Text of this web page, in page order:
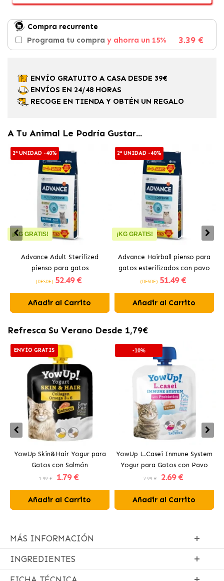
Compra recurrente
Programa tu compra y ahorra un 15% 3.39 €
ENVÍO GRATUITO A CASA DESDE 39€
ENVÍOS EN 24/48 HORAS
RECOGE EN TIENDA Y OBTÉN UN REGALO
A Tu Animal Le Podría Gustar...
2ª UNIDAD -40%
¡KG GRATIS!
Advance Adult Sterilized
pienso para gatos
esterilizados Con Pavo
(DESDE) 52.49 €
Añadir al Carrito
2ª UNIDAD -40%
¡KG GRATIS!
Advance Hairball pienso para
gatos esterilizados con pavo
(DESDE) 51.49 €
Añadir al Carrito
Refresca Su Verano Desde 1,79€
ENVÍO GRATIS
YowUp Skin&Hair Yogur para
Gatos con Salmón
1.99 € 1.79 €
Añadir al Carrito
-10%
YowUp L.Casei Inmune System
Yogur para Gatos con Pavo
2.99 € 2.69 €
Añadir al Carrito
MÁS INFORMACIÓN
INGREDIENTES